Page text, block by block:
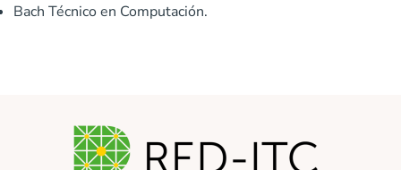
Bach Técnico en Computación.